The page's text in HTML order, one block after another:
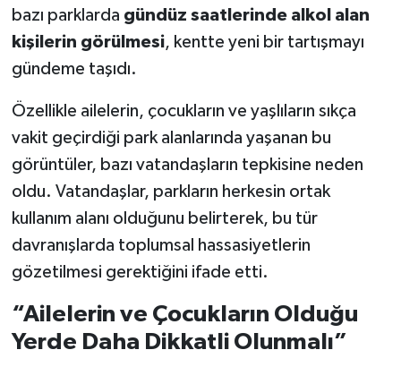
bazı parklarda gündüz saatlerinde alkol alan
kişilerin görülmesi, kentte yeni bir tartışmayı
gündeme taşıdı.
Özellikle ailelerin, çocukların ve yaşlıların sıkça
vakit geçirdiği park alanlarında yaşanan bu
görüntüler, bazı vatandaşların tepkisine neden
oldu. Vatandaşlar, parkların herkesin ortak
kullanım alanı olduğunu belirterek, bu tür
davranışlarda toplumsal hassasiyetlerin
gözetilmesi gerektiğini ifade etti.
“Ailelerin ve Çocukların Olduğu
Yerde Daha Dikkatli Olunmalı”
Teknoloji
Vefat Haberleri
Yaşam